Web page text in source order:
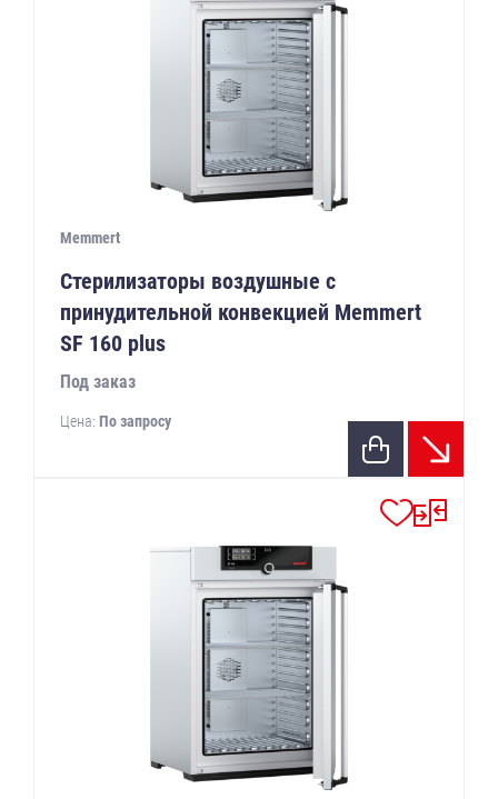
Memmert
Стерилизаторы воздушные с
принудительной конвекцией Memmert
SF 160 plus
Под заказ
Цена: По запросу